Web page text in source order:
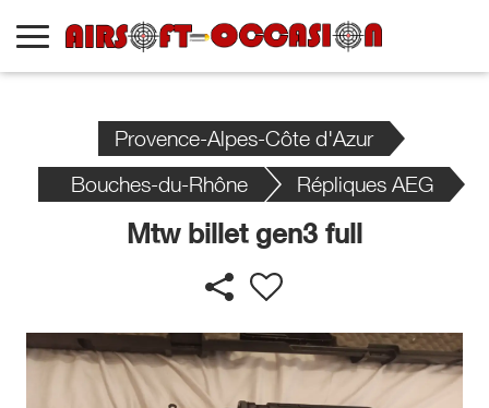
Provence-Alpes-Côte d'Azur
Bouches-du-Rhône
Répliques AEG
Mtw billet gen3 full